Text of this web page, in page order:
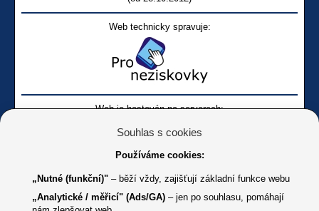
Web technicky spravuje:
Web je hostován na serverech:
Souhlas s cookies
Používáme cookies:
„Nutné (funkční)" – běží vždy, zajišťují základní funkce webu
„Analytické / měřicí" (Ads/GA) – jen po souhlasu, pomáhají